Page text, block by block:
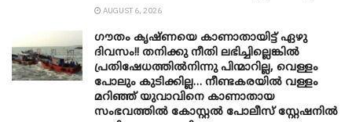
AUGUST 6, 2026
ഗൗതം കൃഷ്ണയെ കാണാതായിട്ട് ഏഴു
ദിവസം!! തനിക്കു നീതി ലഭിച്ചില്ലെങ്കിൽ
പ്രതിഷേധത്തിൽനിന്നു പിന്മാറില്ല, വെള്ളം
പോലും കുടിക്കില്ല… നീണ്ടകരയിൽ വള്ളം
മറിഞ്ഞ് യുവാവിനെ കാണാതായ
സംഭവത്തിൽ കോസ്റ്റൽ പോലീസ് സ്റ്റേഷനിൽ